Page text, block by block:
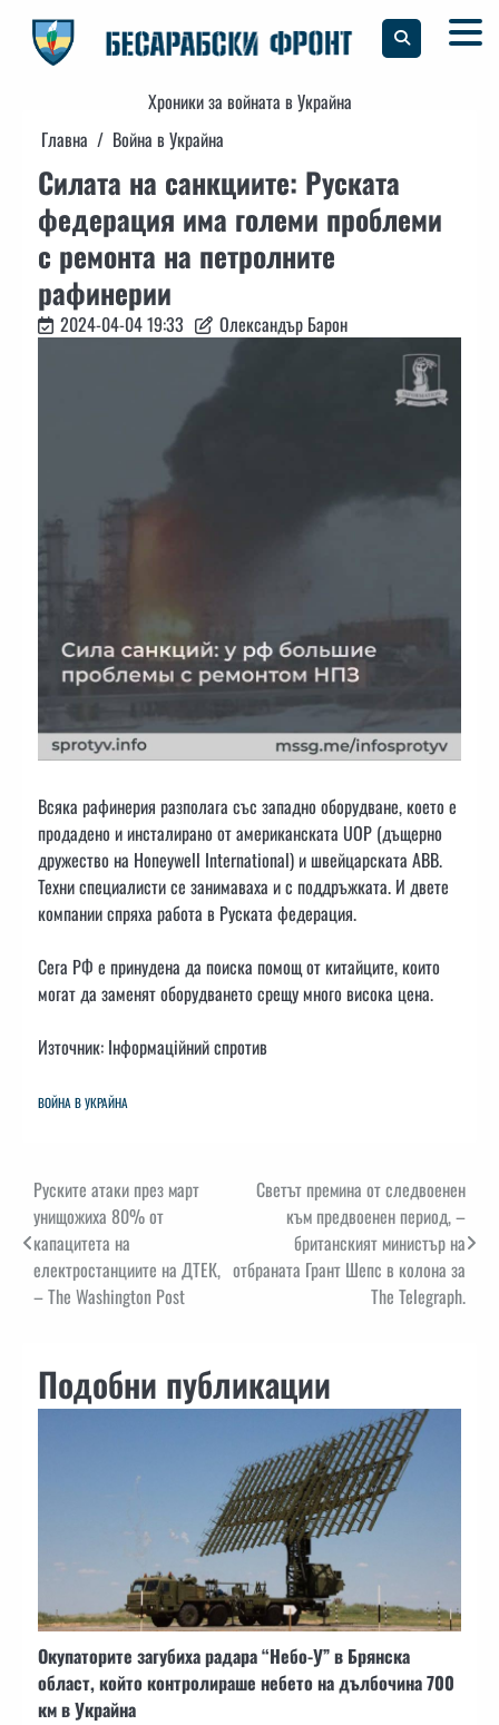
content
Хроники за войната в Украйна
Главна
Война в Украйна
Силата на санкциите: Руската
федерация има големи проблеми
с ремонта на петролните
рафинерии
2024-04-04 19:33 Олександър Барон
Всяка рафинерия разполага със западно оборудване, което е
продадено и инсталирано от американската UOP (дъщерно
дружество на Honeywell International) и швейцарската ABB.
Техни специалисти се занимаваха и с поддръжката. И двете
компании спряха работа в Руската федерация.
Сега РФ е принудена да поиска помощ от китайците, които
могат да заменят оборудването срещу много висока цена.
Източник: Інформаційний спротив
ВОЙНА В УКРАЙНА
Навигация
Руските атаки през март
унищожиха 80% от
капацитета на
електростанциите на ДТЕК,
– The Washington Post
Светът премина от следвоенен
към предвоенен период, –
британският министър на
отбраната Грант Шепс в колона за
The Telegraph.
Подобни публикации
Окупаторите загубиха радара “Небо-У” в Брянска
област, който контролираше небето на дълбочина 700
км в Украйна